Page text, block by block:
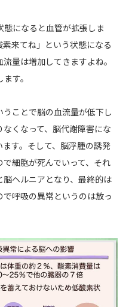
になると血管が拡張しま
来てね」という状態になる
量は増加してきますよね。
す。
ことで脳の血流量が低下し
くなって、脳代謝障害にな
す。そして、脳浮腫の誘発
細胞が死んでいって、それ
ヘルニアとなり、最終的は
呼吸の異常というのは放っ